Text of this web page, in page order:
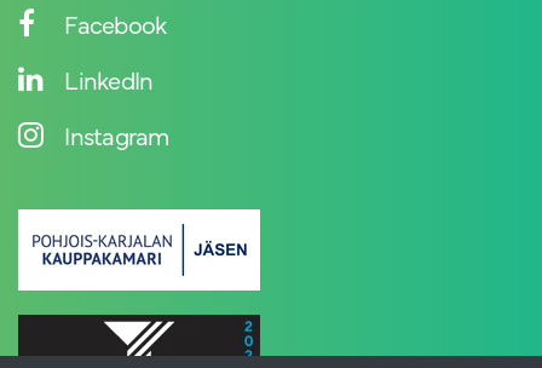
Facebook
LinkedIn
Instagram